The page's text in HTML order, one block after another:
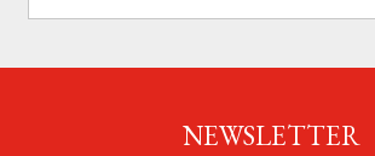
NEWSLETTER